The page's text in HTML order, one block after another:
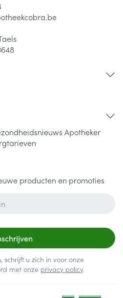
Apotheker
producten en promoties
schrijft u zich in voor onze
met onze privacy policy.